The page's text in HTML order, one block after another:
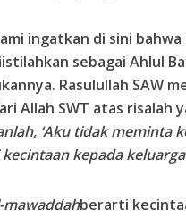
ingatkan di sini
sebagai Ahlul
Rasulullah SAW
Allah SWT atas risalah
‘Aku tidak meminta
kepada
mawaddahberarti